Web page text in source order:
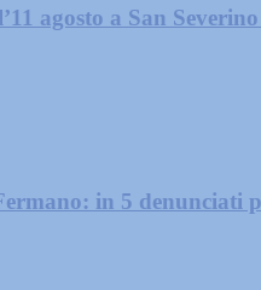
agosto a San
in 5 denunciati